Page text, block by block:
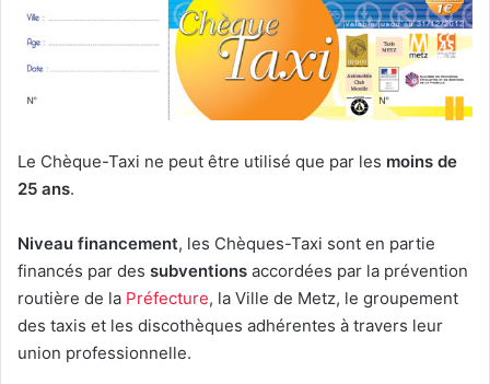
Le Chèque-Taxi ne peut être utilisé que par les moins de
25 ans.
Niveau financement, les Chèques-Taxi sont en partie
financés par des subventions accordées par la prévention
routière de la Préfecture, la Ville de Metz, le groupement
des taxis et les discothèques adhérentes à travers leur
union professionnelle.